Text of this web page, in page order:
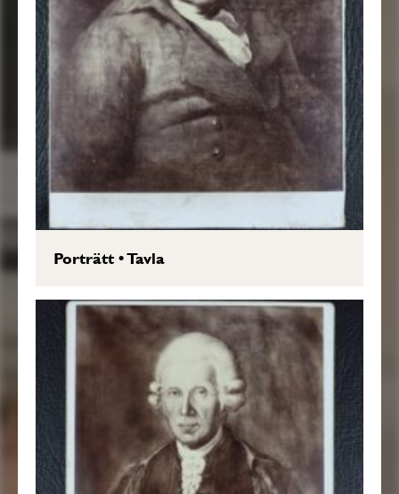
Porträtt•Tavla